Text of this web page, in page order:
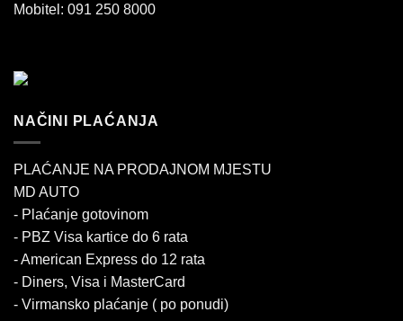
Mobitel: 091 250 8000
NAČINI PLAĆANJA
PLAĆANJE NA PRODAJNOM MJESTU
MD AUTO
- Plaćanje gotovinom
- PBZ Visa kartice do 6 rata
- American Express do 12 rata
- Diners, Visa i MasterCard
- Virmansko plaćanje ( po ponudi)